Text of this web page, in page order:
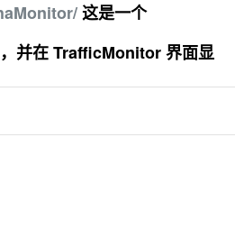
这是一个
并在 TrafficMonitor 界面显